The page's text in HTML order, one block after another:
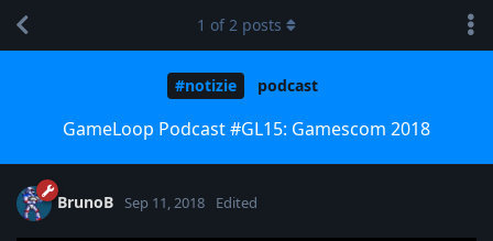
#notizie podcast
GameLoop Podcast #GL15: Gamescom 2018
1 of2 posts
BrunoB Sep 11, 2018 Edited